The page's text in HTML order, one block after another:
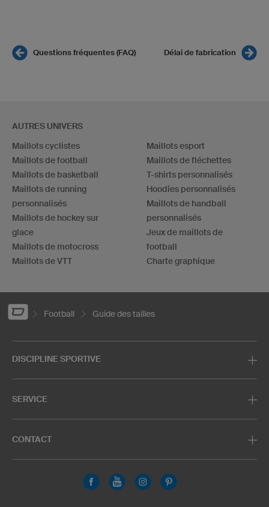
Questions fréquentes (FAQ) Délai de fabrication
AUTRES UNIVERS
Maillots cyclistes
Maillots de football
Maillots de basketball
Maillots de running
personnalisés
Maillots de hockey sur
glace
Maillots de motocross
Maillots de VTT
Maillots esport
Maillots de fléchettes
T-shirts personnalisés
Hoodies personnalisés
Maillots de handball
personnalisés
Jeux de maillots de
football
Charte graphique
Football Guide des tailles
DISCIPLINE SPORTIVE
SERVICE
CONTACT